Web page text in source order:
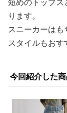
ります。
スニーカーは
スタイルもおす
今回紹介した